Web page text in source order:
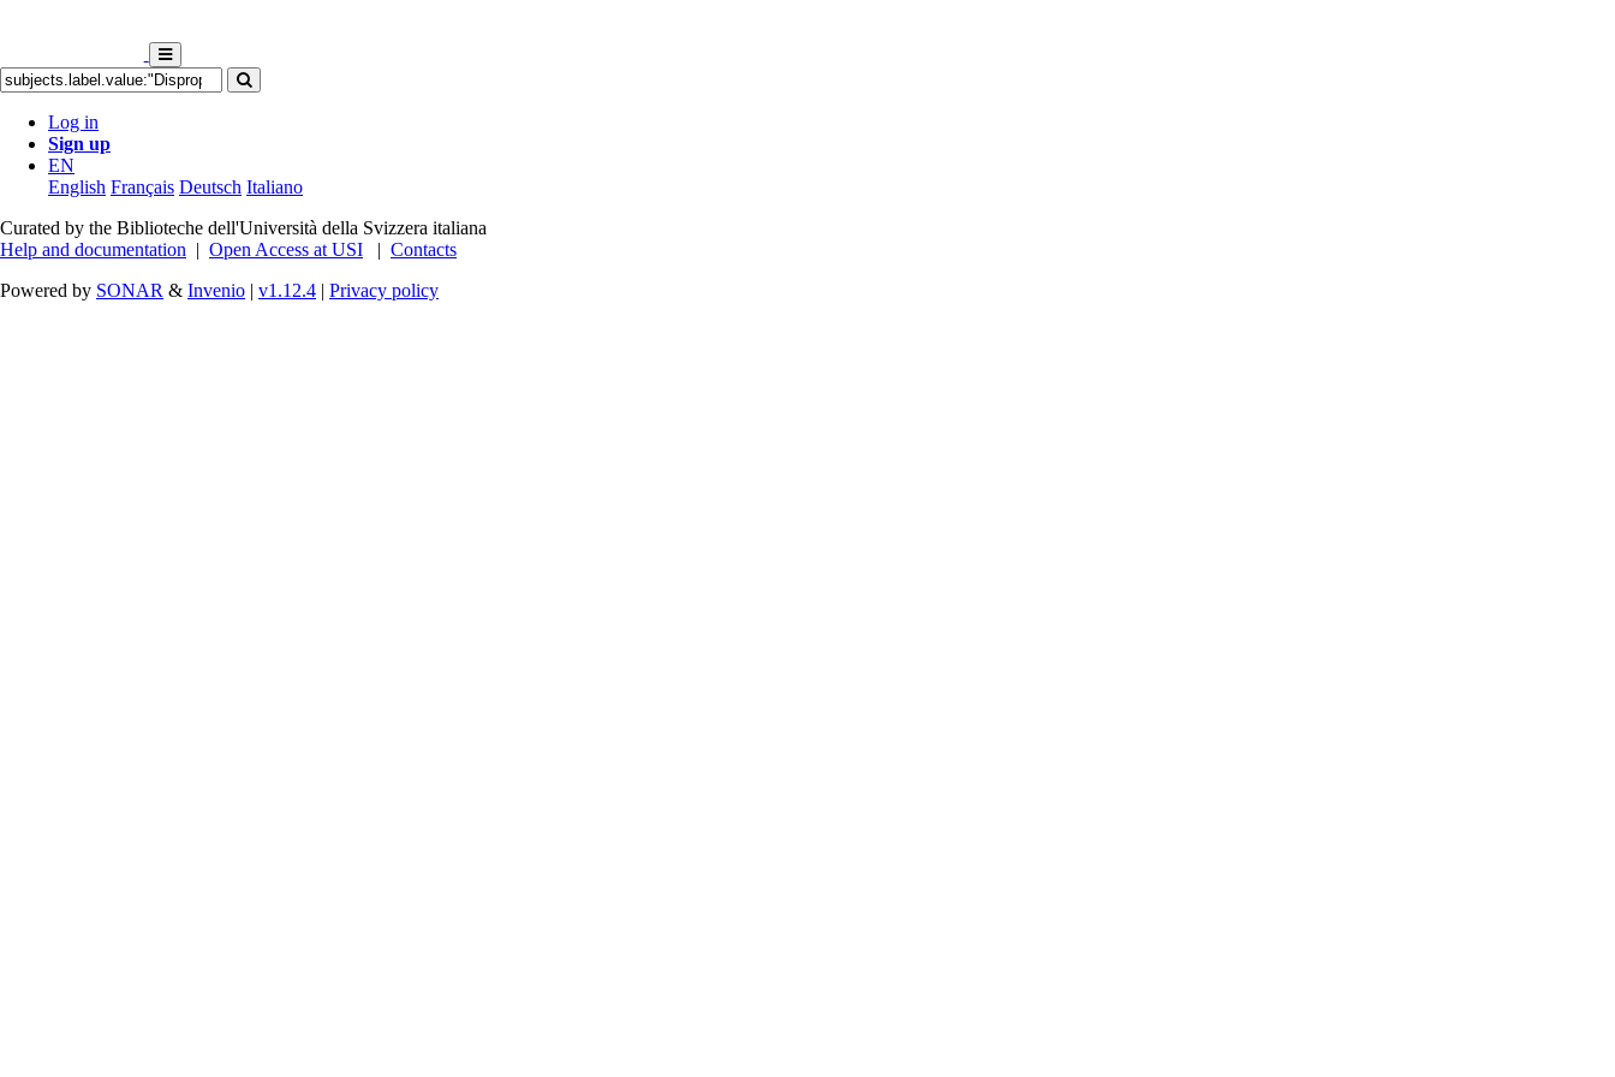
Log in
Sign up
EN
English Français Deutsch Italiano
Curated by the Biblioteche dell'Università della Svizzera italiana
Help and documentation | Open Access at USI | Contacts
Powered by SONAR & Invenio | v1.12.4 | Privacy policy